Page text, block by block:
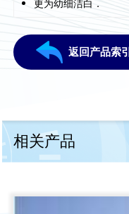
更为幼细洁白．
返回产品索
相关产品